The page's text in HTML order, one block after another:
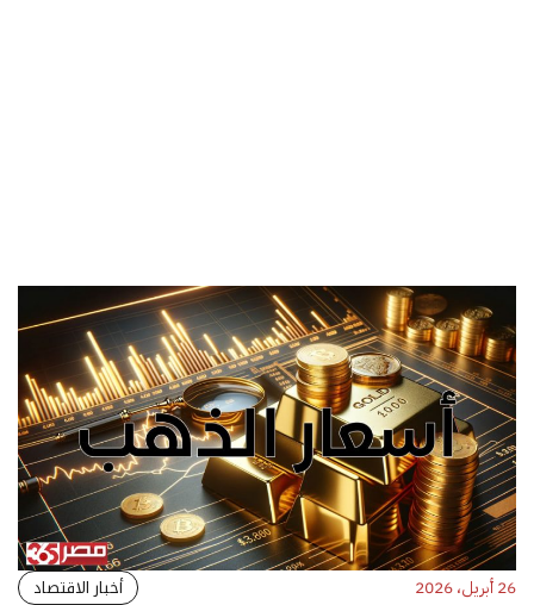
26 أبريل، 2026 أخبار الاقتصاد